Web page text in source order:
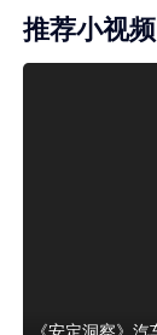
推荐小视频